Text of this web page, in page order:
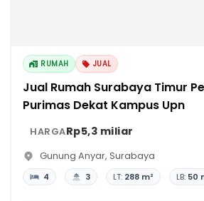
RUMAH JUAL
Jual Rumah Surabaya Timur
Purimas Dekat Kampus Upn
HARGARp5,3 miliar
Gunung Anyar, Surabaya
4 3 LT: 288 m² LB: 50